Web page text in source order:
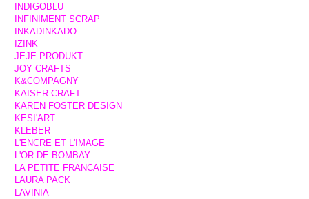
INDIGOBLU
INFINIMENT SCRAP
INKADINKADO
IZINK
JEJE PRODUKT
JOY CRAFTS
K&COMPAGNY
KAISER CRAFT
KAREN FOSTER DESIGN
KESI'ART
KLEBER
L'ENCRE ET L'IMAGE
L'OR DE BOMBAY
LA PETITE FRANCAISE
LAURA PACK
LAVINIA